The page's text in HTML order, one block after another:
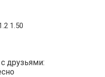
1.50
друзьями: